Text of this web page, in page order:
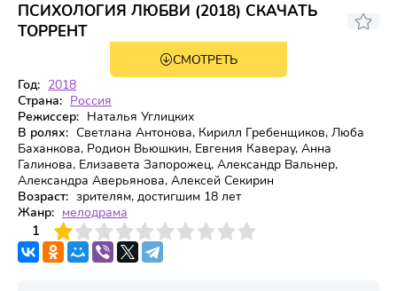
ПСИХОЛОГИЯ ЛЮБВИ (2018) СКАЧАТЬ
ТОРРЕНТ
1 сезон 4 серияСМОТРЕТЬ
Год: 2018
Страна: Россия
Режиссер: Наталья Углицких
В ролях: Светлана Антонова, Кирилл Гребенщиков, Люба
Баханкова, Родион Вьюшкин, Евгения Каверау, Анна
Галинова, Елизавета Запорожец, Александр Вальнер,
Александра Аверьянова, Алексей Секирин
Возраст: зрителям, достигшим 18 лет
Жанр: мелодрама
1
4 6 7 8 9 10